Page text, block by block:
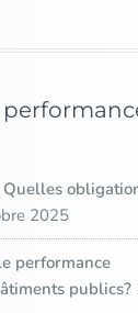
2025
performance
publics?